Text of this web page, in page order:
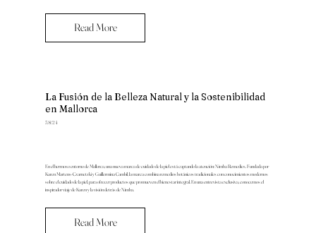
Read More
La Fusión de la Belleza Natural y la Sostenibilidad
en Mallorca
5/8/24
En el hermoso entorno de Mallorca, una nueva marca de cuidado de la piel está captando la atención: Nimba Remedies. Fundada por
Karen Martens-Czarnetzki y Guillermina Cambil, la marca combina remedios botánicos tradicionales con conocimientos modernos
sobre el cuidado de la piel, para ofrecer productos que promueven el bienestar integral. En una entrevista exclusiva, conocemos el
inspirador viaje de Karen y la visión detrás de Nimba.
Read More